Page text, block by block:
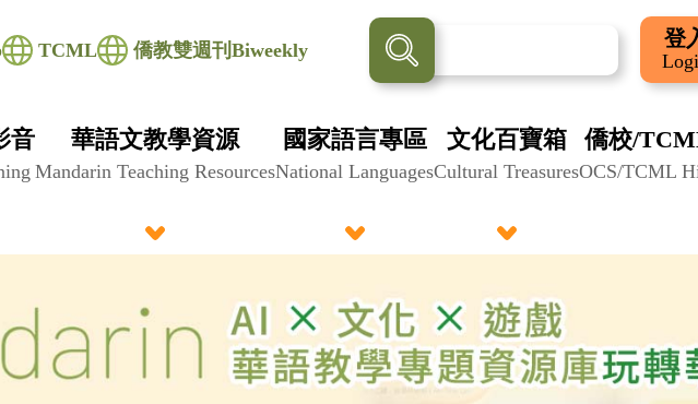
TCML 僑教雙週刊Biweekly 登
音 華語文教學資源
Mandarin Teaching Resources
國家語言專區
National Languages
文化百寶箱
Cultural Treasures
僑校/
OCS/TCML